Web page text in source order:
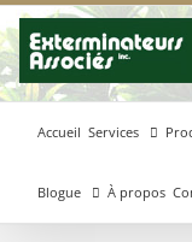
Accueil Services
Blogue À propos